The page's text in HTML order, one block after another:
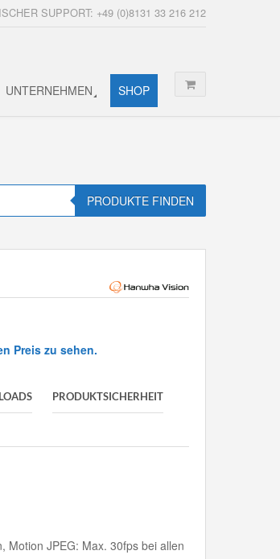
SUPPORT: +49 (0)8131 33 216 212
UNTERNEHMEN SHOP
PRODUKTE FINDEN
Preis zu sehen.
PRODUKTSICHERHEIT
Motion JPEG: Max. 30fps bei allen